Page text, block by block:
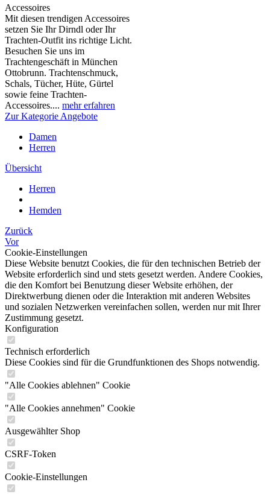
Accessoires
Mit diesen trendigen Accessoires
setzen Sie Ihr Dirndl oder Ihr
Trachten-Outfit ins richtige Licht.
Besuchen Sie uns im
Trachtengeschäft in München
Ottobrunn. Trachtenschmuck,
Schals, Tücher, Hüte, Gürtel
sowie feine Trachten-
Accessoires.... mehr erfahren
Zur Kategorie Angebote
Damen
Herren
Übersicht
Herren
Hemden
Zurück
Vor
Cookie-Einstellungen
Diese Website benutzt Cookies, die für den technischen Betrieb der
Website erforderlich sind und stets gesetzt werden. Andere Cookies,
die den Komfort bei Benutzung dieser Website erhöhen, der
Direktwerbung dienen oder die Interaktion mit anderen Websites
und sozialen Netzwerken vereinfachen sollen, werden nur mit Ihrer
Zustimmung gesetzt.
Konfiguration
Technisch erforderlich
Diese Cookies sind für die Grundfunktionen des Shops notwendig.
"Alle Cookies ablehnen" Cookie
"Alle Cookies annehmen" Cookie
Ausgewählter Shop
CSRF-Token
Cookie-Einstellungen